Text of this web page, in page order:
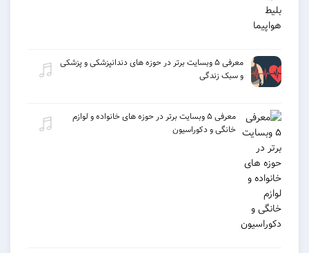
معرفی ۵ وبسایت برتر در حوزه های دندانپزشکی و پزشکی
و سبک زندگی
معرفی ۵ وبسایت برتر در حوزه های خانواده و لوازم
خانگی و دکوراسیون